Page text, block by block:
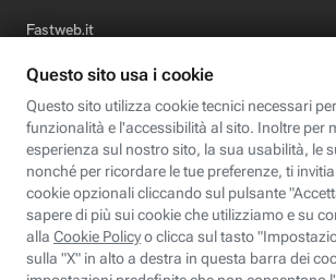
Fastweb.it
Formazione
Fastweb Digital Academy
STEP FuturAbility District